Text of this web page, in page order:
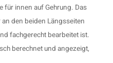
für innen auf Gehrung. Das
den beiden Längsseiten
fachgerecht bearbeitet ist.
berechnet und angezeigt,